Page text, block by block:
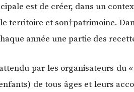
est de créer, dans un
territoire et son†patrimoine.
année une partie des
par les organisateurs du
de tous âges et leurs